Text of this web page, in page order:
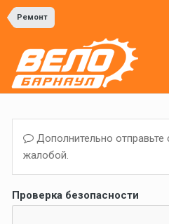
Ремонт
Дополнительно
жалобой.
Проверка безопасности